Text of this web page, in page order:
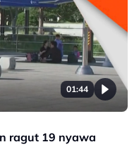
01:44
ragut 19 nyawa